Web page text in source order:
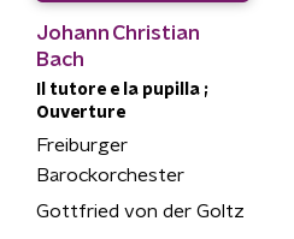
Johann Christian
Bach
Il tutore e la pupilla ;
Ouverture
Freiburger
Barockorchester
Gottfried von der Goltz